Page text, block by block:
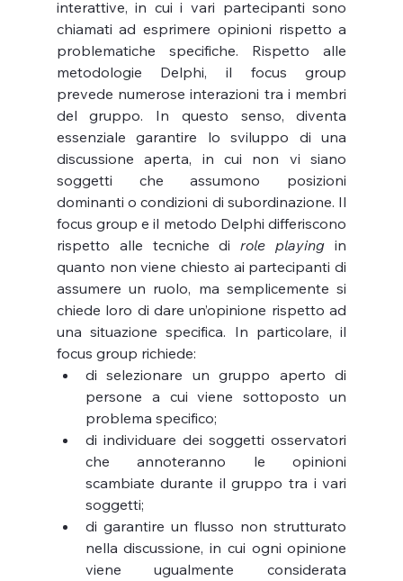
interattive, in cui i vari partecipanti sono
chiamati ad esprimere opinioni rispetto a
problematiche specifiche. Rispetto alle
metodologie Delphi, il focus group
prevede numerose interazioni tra i membri
del gruppo. In questo senso, diventa
essenziale garantire lo sviluppo di una
discussione aperta, in cui non vi siano
soggetti che assumono posizioni
dominanti o condizioni di subordinazione. Il
focus group e il metodo Delphi differiscono
rispetto alle tecniche di role playing in
quanto non viene chiesto ai partecipanti di
assumere un ruolo, ma semplicemente si
chiede loro di dare un’opinione rispetto ad
una situazione specifica. In particolare, il
focus group richiede:
di selezionare un gruppo aperto di
persone a cui viene sottoposto un
problema specifico;
di individuare dei soggetti osservatori
che annoteranno le opinioni
scambiate durante il gruppo tra i vari
soggetti;
di garantire un flusso non strutturato
nella discussione, in cui ogni opinione
viene ugualmente considerata